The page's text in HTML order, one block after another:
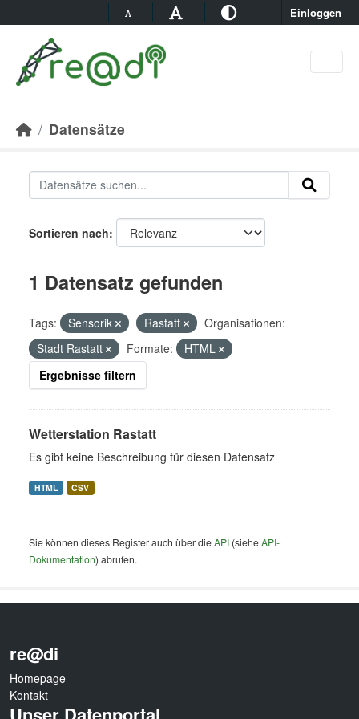
Einloggen
Datensätze
Sortieren nach
1 Datensatz gefunden
Tags: Sensorik Rastatt
Organisationen:
Stadt Rastatt
Formate:
HTML
Ergebnisse filtern
Wetterstation Rastatt
Es gibt keine Beschreibung für diesen Datensatz
HTML CSV
Sie können dieses Register auch über dieAPI (sieheAPI-
Dokumentation) abrufen.
re@di
Homepage
Kontakt